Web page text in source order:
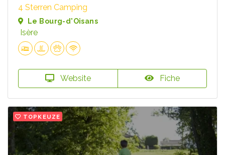
4 Sterren Camping
Le Bourg-d'Oisans
Isère
Website Fiche
TOPKEUZE